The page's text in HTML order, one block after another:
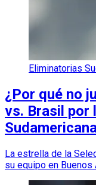
Eliminatorias
¿Por qué no
vs. Brasil por
La estrella de la
su equipo en Buenos